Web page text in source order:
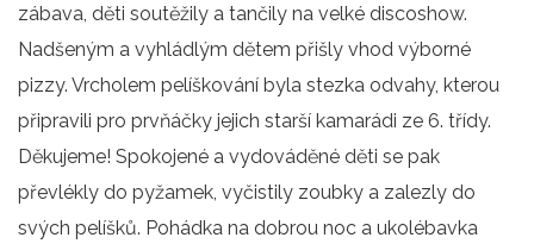
zábava, děti soutěžily a tančily na velké discoshow.
Nadšeným a vyhládlým dětem přišly vhod výborné
pizzy. Vrcholem pelíškování byla stezka odvahy, kterou
připravili pro prvňáčky jejich starší kamarádi ze 6. třídy.
Děkujeme! Spokojené a vydováděné děti se pak
převlékly do pyžamek, vyčistily zoubky a zalezly do
svých pelíšků. Pohádka na dobrou noc a ukolébavka